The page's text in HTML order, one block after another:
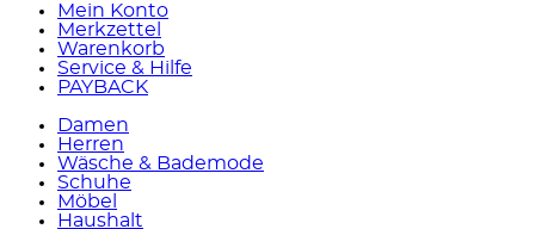
Mein Konto
Merkzettel
Warenkorb
Service & Hilfe
PAYBACK
Damen
Herren
Wäsche & Bademode
Schuhe
Möbel
Haushalt